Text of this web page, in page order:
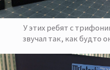
У этих ребят с
звучал так, как будто